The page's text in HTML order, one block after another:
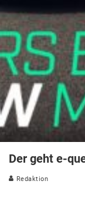
Der geht e-
Redaktion